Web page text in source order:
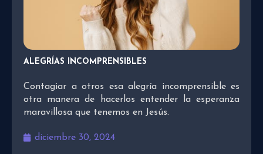
ALEGRÍAS INCOMPRENSIBLES
Contagiar a otros esa alegría incomprensible es
otra manera de hacerlos entender la esperanza
maravillosa que tenemos en Jesús.
diciembre 30, 2024